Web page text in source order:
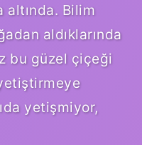
altında. Bilim
aldıklarında
bu güzel çiçeği
yetişmiyor,